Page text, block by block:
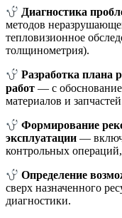
Диагностика
методов
тепловизионное
толщинометрия).
Разработка плана
работ — с
материалов и
Формирование
эксплуатации —
контрольных
Определение
сверх назначенного
диагностики.